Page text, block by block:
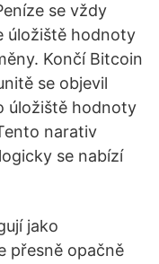
se vždy
úložiště hodnoty
Končí Bitcoin
se objevil
úložiště hodnoty
narativ
se nabízí
jako
přesně opačně